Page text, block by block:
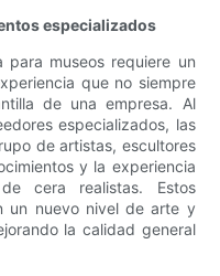
especializados
museos requiere un
que no siempre
de una empresa. Al
especializados, las
de artistas, escultores
y la experiencia
cera realistas. Estos
un nuevo nivel de arte y
la calidad general